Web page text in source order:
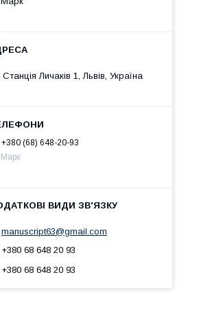
Станція Личаків 1, Львів, Україна
+380 (68) 648-20-93
Марк
manuscript63@gmail.com
+380 68 648 20 93
+380 68 648 20 93